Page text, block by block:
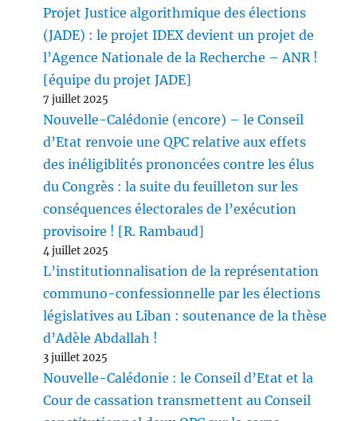
Projet Justice algorithmique des élections
(JADE) : le projet IDEX devient un projet de
l’Agence Nationale de la Recherche – ANR !
[équipe du projet JADE]
7 juillet 2025
Nouvelle-Calédonie (encore) – le Conseil
d’Etat renvoie une QPC relative aux effets
des inéligiblités prononcées contre les élus
du Congrès : la suite du feuilleton sur les
conséquences électorales de l’exécution
provisoire ! [R. Rambaud]
4 juillet 2025
L’institutionnalisation de la représentation
communo-confessionnelle par les élections
législatives au Liban : soutenance de la thèse
d’Adèle Abdallah !
3 juillet 2025
Nouvelle-Calédonie : le Conseil d’Etat et la
Cour de cassation transmettent au Conseil